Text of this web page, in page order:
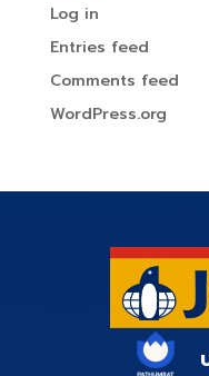
Log in
Entries feed
Comments feed
WordPress.org